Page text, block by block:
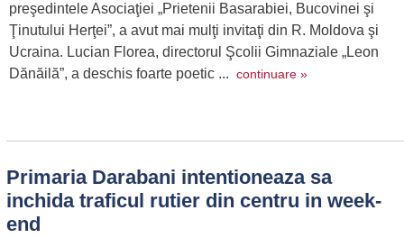
preşedintele Asociaţiei „Prietenii Basarabiei, Bucovinei şi
Ţinutului Herţei”, a avut mai mulţi invitaţi din R. Moldova şi
Ucraina. Lucian Florea, directorul Şcolii Gimnaziale „Leon
Dănăilă”, a deschis foarte poetic ... continuare »
Primaria Darabani intentioneaza sa
inchida traficul rutier din centru in week-
end